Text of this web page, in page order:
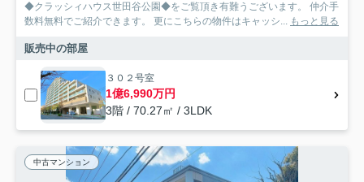
◆クラッシィハウス世田谷公園◆をご覧頂き有難うございます。 仲介手
数料無料でご紹介できます。 更にこちらの物件はキャッシ... もっと見る
販売中の部屋
３０２号室
1億6,990万円
3階 / 70.27㎡ / 3LDK
中古マンション